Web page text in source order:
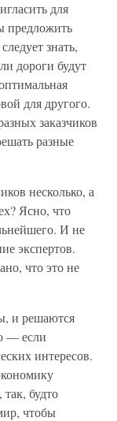
для
предложить
знать,
дороги будут
для другого.
заказчиков
разные
несколько, а
Ясно, что
И не
экспертов.
что это не
и решаются
— если
интересов.
будто
чтобы